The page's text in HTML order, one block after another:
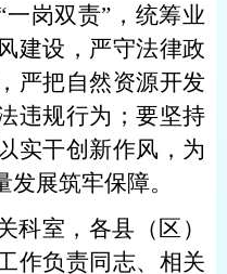
一岗双责”，统筹业
建设，严守法律政
严把自然资源开发
违规行为；要坚持
实干创新作风，为
展筑牢保障。
科室，各县（区）
作负责同志、相关